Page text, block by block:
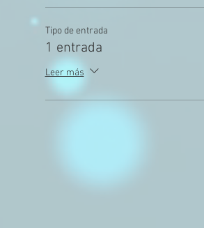
Tipo de entrada
1 entrada
Leer más